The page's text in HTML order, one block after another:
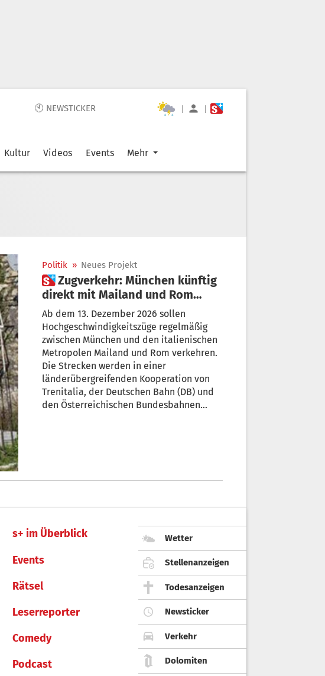
🕙 NEWSTICKER | |
Kultur Videos Events Mehr
Politik » Neues Projekt
 Zugverkehr: München künftig
direkt mit Mailand und Rom
verbunden
Ab dem 13. Dezember 2026 sollen
Hochgeschwindigkeitszüge regelmäßig
zwischen München und den italienischen
Metropolen Mailand und Rom verkehren.
Die Strecken werden in einer
länderübergreifenden Kooperation von
Trenitalia, der Deutschen Bahn (DB) und
den Österreichischen Bundesbahnen
s+ im Überblick
Events
Rätsel
Leserreporter
Comedy
Podcast
Wetter
Stellenanzeigen
Todesanzeigen
Newsticker
Verkehr
Dolomiten